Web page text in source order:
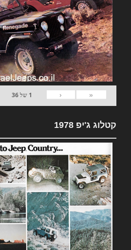
«
‹
1 של36
קטלוג ג'יפ 1978